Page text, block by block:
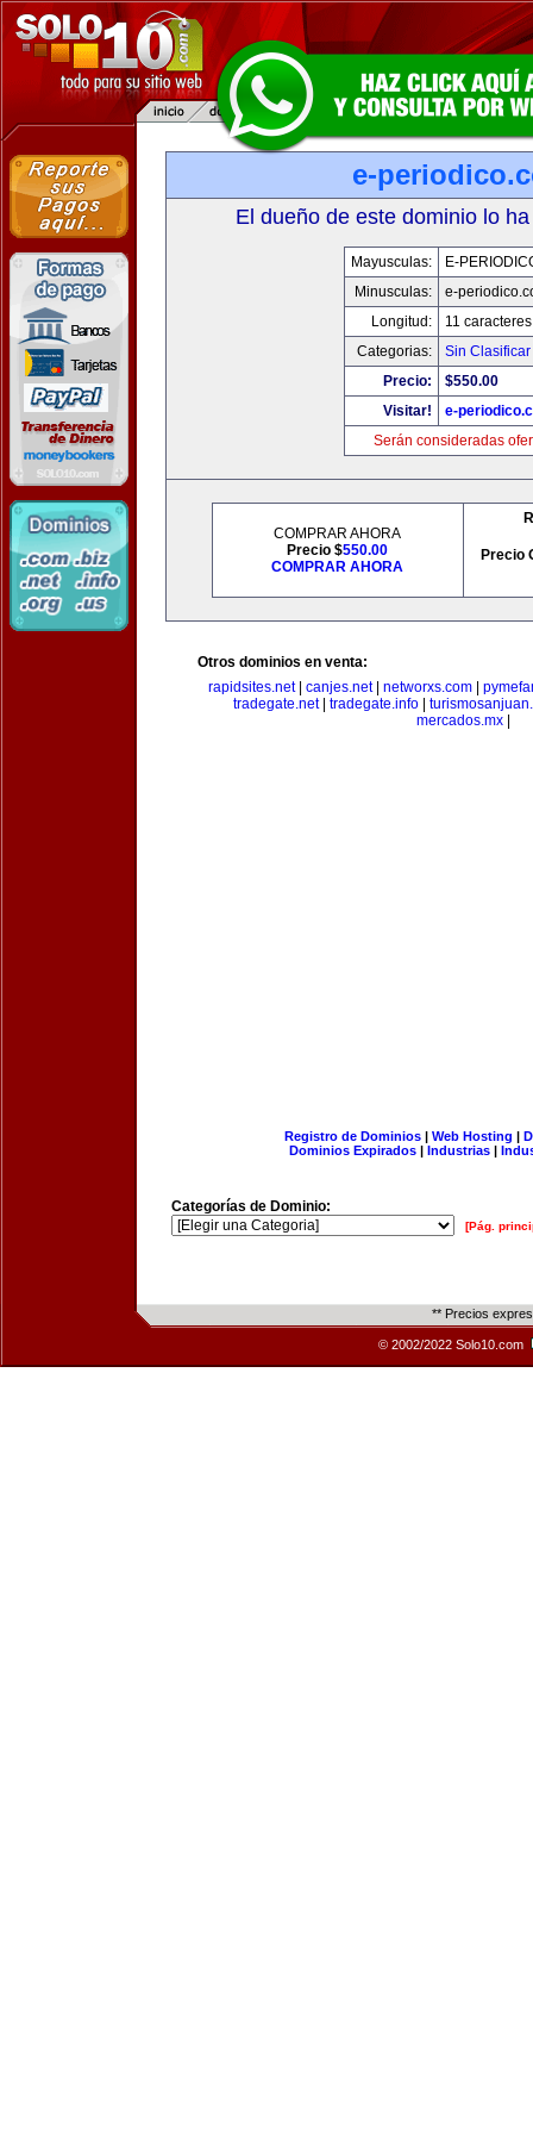
e-
El dueño de este dominio lo
Mayusculas:
E-
Minusculas:
e-
Longitud:
11 caracteres
Categorias:
Sin Clasificar
Precio:
$550.00
Visitar!
e-
Serán consideradas
COMPRAR AHORA
Precio $550.00
COMPRAR AHORA
Precio
Otros dominios en venta:
rapidsites.net| canjes.net| networxs.com|
tradegate.net| tradegate.info
mercados.mx|
Registro de Dominios| Web Hosting |
Dominios Expirados | Industrias |
Categorías de Dominio:
[Pág.
** Precios
© 2002/2022 Solo10.com